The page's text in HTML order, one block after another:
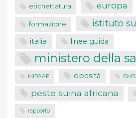
etichettatura europa
formazione istituto
italia linee guida
ministero della
MIPAAF obesità OMS
peste suina africana
rapporto